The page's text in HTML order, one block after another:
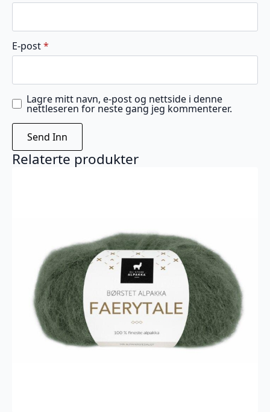
E-post*
Lagre mitt navn, e-post og nettside i denne
nettleseren for neste gang jeg kommenterer.
Relaterte produkter